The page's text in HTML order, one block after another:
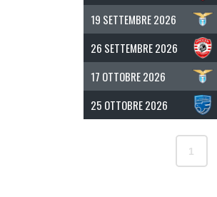
19 SETTEMBRE 2026
26 SETTEMBRE 2026
17 OTTOBRE 2026
25 OTTOBRE 2026
1